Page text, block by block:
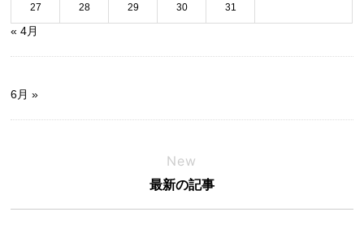
27 28 29 30 31
« 4月
6月 »
New
最新の記事